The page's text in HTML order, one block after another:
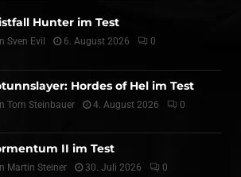
Hunter im Test
Sven Evil 6. August 2026 0
Hordes of Hel im Test
Tom Steinbauer 4. August 2026 0
II im Test
Martin Steiner 30. Juli 2026 0